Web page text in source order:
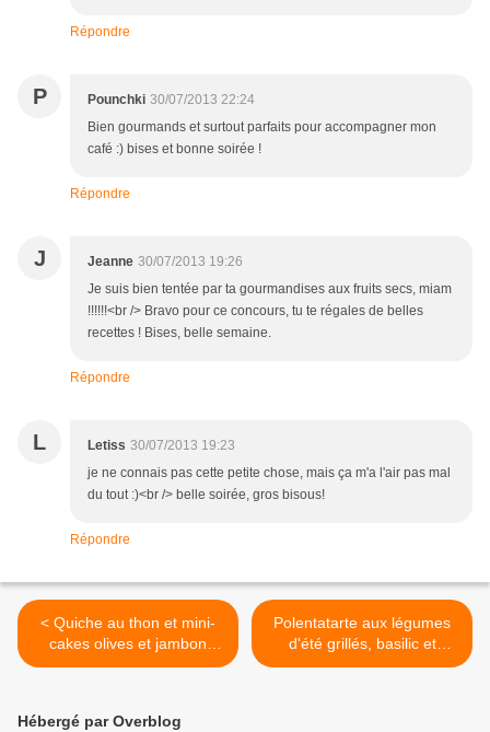
Répondre
P Pounchki 30/07/2013 22:24
Bien gourmands et surtout parfaits pour accompagner mon
café :) bises et bonne soirée !
Répondre
J Jeanne 30/07/2013 19:26
Je suis bien tentée par ta gourmandises aux fruits secs, miam
!!!!!!<br /> Bravo pour ce concours, tu te régales de belles
recettes ! Bises, belle semaine.
Répondre
L Letiss 30/07/2013 19:23
je ne connais pas cette petite chose, mais ça m'a l'air pas mal
du tout :)<br /> belle soirée, gros bisous!
Répondre
< Quiche au thon et mini-
cakes olives et jambon
version pique-nique
Polentatarte aux légumes
d'été grillés, basilic et
mozzarella >
Hébergé par Overblog